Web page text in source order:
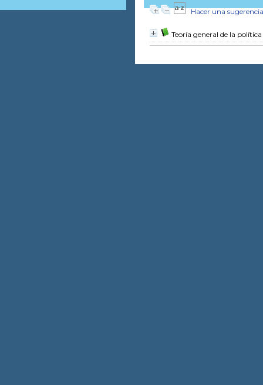
Hacer una sugerencia
Teoría general de la política